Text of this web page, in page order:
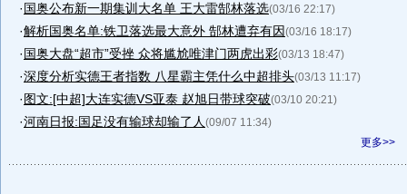
·国奥公布新一期集训大名单 王大雷郜林落选(03/16 22:17)
·解析国奥名单:铁卫落选最大意外 郜林遭弃有因(03/16 18:17)
·国奥大盘“超市”受挫 众将尴尬唯津门两虎出彩(03/13 18:47)
·深度分析实德王者指数 八星霸主凭什么中超排头(03/13 11:17)
·图文:[中超]大连实德VS亚泰 赵旭日带球突破(03/10 20:21)
·河南日报:国足没有输球却输了人 (09/07 11:34)
更多>>